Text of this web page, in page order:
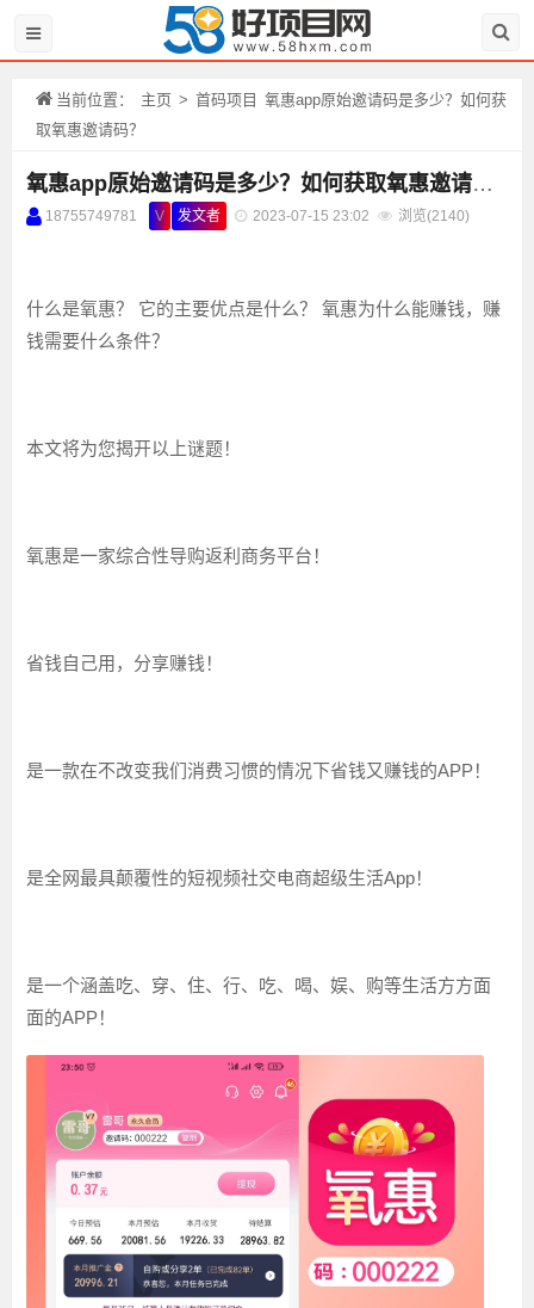
当前位置： 主页 > 首码项目 氧惠app原始邀请码是多少？如何获
取氧惠邀请码？
氧惠app原始邀请码是多少？如何获取氧惠邀请码？
18755749781 V 发文者 2023-07-15 23:02 浏览(2140)
什么是氧惠？ 它的主要优点是什么？ 氧惠为什么能赚钱，赚
钱需要什么条件？
本文将为您揭开以上谜题！
氧惠是一家综合性导购返利商务平台！
省钱自己用，分享赚钱！
是一款在不改变我们消费习惯的情况下省钱又赚钱的APP！
是全网最具颠覆性的短视频社交电商超级生活App！
是一个涵盖吃、穿、住、行、吃、喝、娱、购等生活方方面
面的APP！